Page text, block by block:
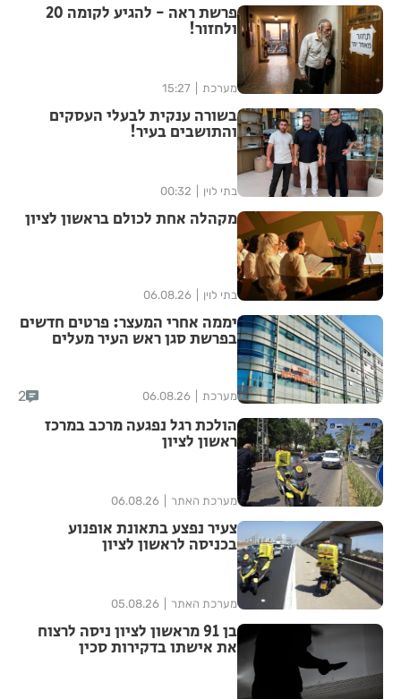
פרשת ראה - להגיע לקומה 20
ולחזור!
מערכת 15:27
בשורה ענקית לבעלי העסקים
והתושבים בעיר!
בתי לוין 00:32
מקהלה אחת לכולם בראשון לציון
בתי לוין 06.08.26
יממה אחרי המעצר: פרטים חדשים
בפרשת סגן ראש העיר מעלים
מערכת 06.08.26
2
הולכת רגל נפגעה מרכב במרכז
ראשון לציון
מערכת האתר 06.08.26
צעיר נפצע בתאונת אופנוע
בכניסה לראשון לציון
מערכת האתר 05.08.26
בן 91 מראשון לציון ניסה לרצוח
את אישתו בדקירות סכין